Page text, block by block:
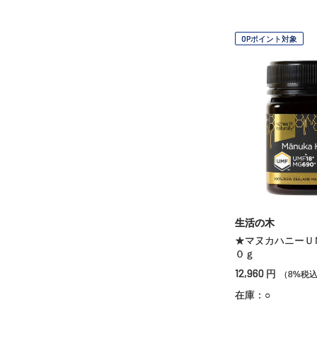
OPポイント対象
生活の木
★マヌカハニーＵ
０ｇ
12,960 円 （8%税
在庫：○